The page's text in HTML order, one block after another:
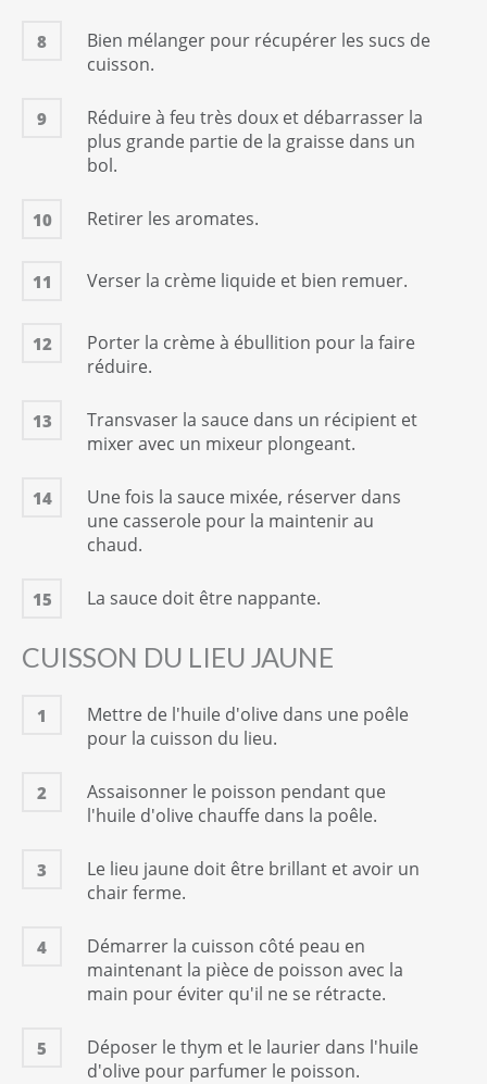
8
Bien mélanger pour récupérer les sucs de
cuisson.
9
Réduire à feu très doux et débarrasser la
plus grande partie de la graisse dans un
bol.
10 Retirer les aromates.
11 Verser la crème liquide et bien remuer.
12
Porter la crème à ébullition pour la faire
réduire.
13
Transvaser la sauce dans un récipient et
mixer avec un mixeur plongeant.
14
Une fois la sauce mixée, réserver dans
une casserole pour la maintenir au
chaud.
15 La sauce doit être nappante.
CUISSON DU LIEU JAUNE
1
Mettre de l'huile d'olive dans une poêle
pour la cuisson du lieu.
2
Assaisonner le poisson pendant que
l'huile d'olive chauffe dans la poêle.
3
Le lieu jaune doit être brillant et avoir un
chair ferme.
4
Démarrer la cuisson côté peau en
maintenant la pièce de poisson avec la
main pour éviter qu'il ne se rétracte.
5
Déposer le thym et le laurier dans l'huile
d'olive pour parfumer le poisson.